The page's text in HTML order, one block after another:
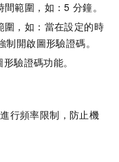
間範圍，如：5 分鐘。
圍，如：當在設定的時
制開啟圖形驗證碼。
驗證碼功能。
行頻率限制，防止機